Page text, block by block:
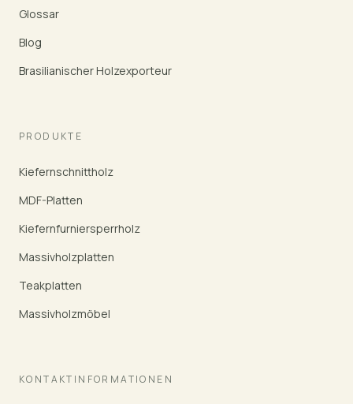
Glossar
Blog
Brasilianischer Holzexporteur
PRODUKTE
Kiefernschnittholz
MDF-Platten
Kiefernfurniersperrholz
Massivholzplatten
Teakplatten
Massivholzmöbel
KONTAKTINFORMATIONEN